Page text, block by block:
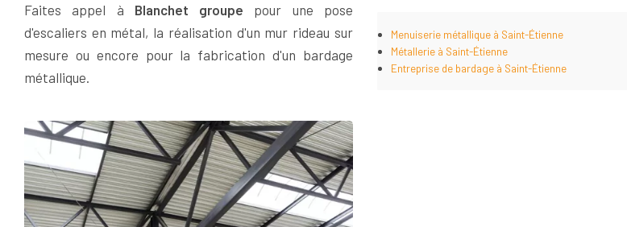
Faites appel à Blanchet groupe pour une pose
d'escaliers en métal, la réalisation d'un mur rideau sur
mesure ou encore pour la fabrication d'un bardage
métallique.
Menuiserie métallique à Saint-Étienne
Métallerie à Saint-Étienne
Entreprise de bardage à Saint-Étienne